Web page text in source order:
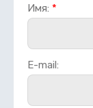
Имя: *
E-mail: